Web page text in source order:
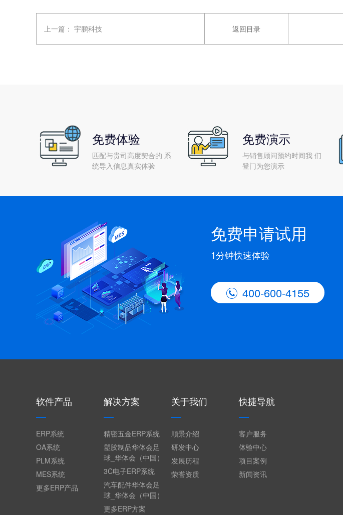
上一篇： 宇鹏科技 返回目录
免费体验
匹配与贵司高度契合的 系
统导入信息真实体验
免费演示
与销售顾问预约时间我 们
登门为您演示
免费申请试用
1分钟快速体验
 400-600-4155
软件产品
ERP系统
OA系统
PLM系统
MES系统
更多ERP产品
解决方案
精密五金ERP系统
塑胶制品华体会足
球_华体会（中国）
3C电子ERP系统
汽车配件华体会足
球_华体会（中国）
更多ERP方案
关于我们
顺景介绍
研发中心
发展历程
荣誉资质
快捷导航
客户服务
体验中心
项目案例
新闻资讯